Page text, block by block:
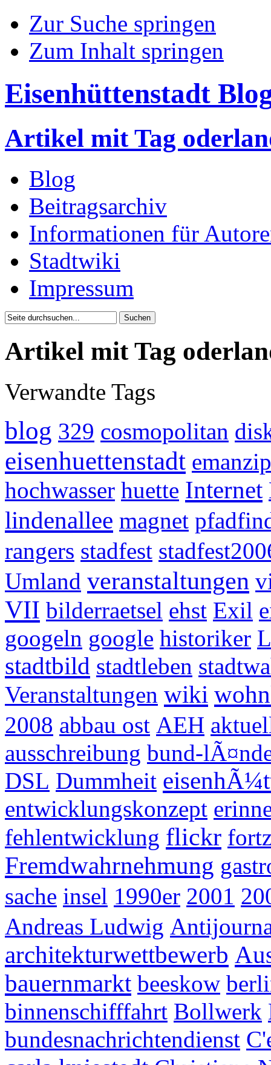
Zur Suche springen
Zum Inhalt springen
Eisenhüttenstadt
Artikel mit Tag
Blog
Beitragsarchiv
Informationen für
Stadtwiki
Impressum
Artikel mit Tag
Verwandte Tags
blog 329 cosmopolitan
eisenhuettenstadt
hochwasser huette Internet
lindenallee magnet
rangers stadfest
Umland veranstaltungen
VII bilderraetsel ehst Exil
googeln google historiker
stadtbild stadtleben
Veranstaltungen wiki
2008 abbau ost AEH
ausschreibung bund-
DSL Dummheit
entwicklungskonzept
fehlentwicklung flickr
Fremdwahrnehmung
sache insel 1990er 2001
Andreas Ludwig
architekturwettbewerb
bauernmarkt beeskow
binnenschifffahrt Bollwerk
bundesnachrichtendienst